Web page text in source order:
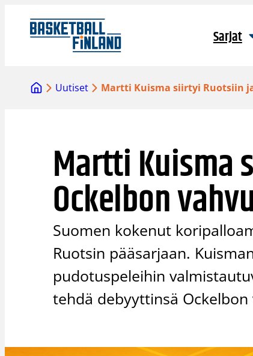
sisältöön
Sarjat
Uutiset Martti Kuisma siirtyi Ruotsiin
Martti Kuisma
Ockelbon
Suomen kokenut
Ruotsin pääsarjaan.
pudotuspeleihin
tehdä debyyttinsä